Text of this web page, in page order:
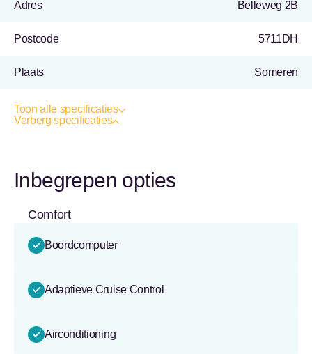
Adres Belleweg 2B
Postcode 5711DH
Plaats Someren
Toon alle specificaties
Verberg specificaties
Inbegrepen opties
Comfort
Boordcomputer
Adaptieve Cruise Control
Airconditioning